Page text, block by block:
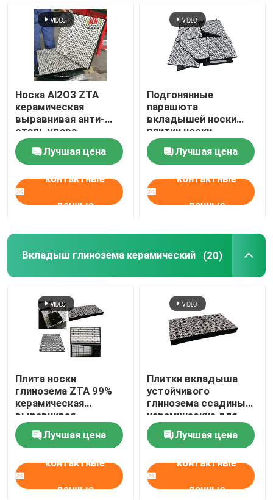
Носка Al2O3 ZTA
керамическая
выравнивая анти-
сталь удара
подперла резиновое
Лучшая цена
контактные
данные
Подгонянные
парашюта
вкладышей носки
плитки носки
резинового
керамического
керамические
Лучшая цена
контактные
данные
Вкладыш глинозема керамический (20)
Плита носки
глинозема ZTA 99%
керамическая
выравнивая
подпертое стальное
Лучшая цена
контактные
данные
Плитки вкладыша
устойчивого
глинозема ссадины
керамические для
минируя цемента
Лучшая цена
контактные
данные